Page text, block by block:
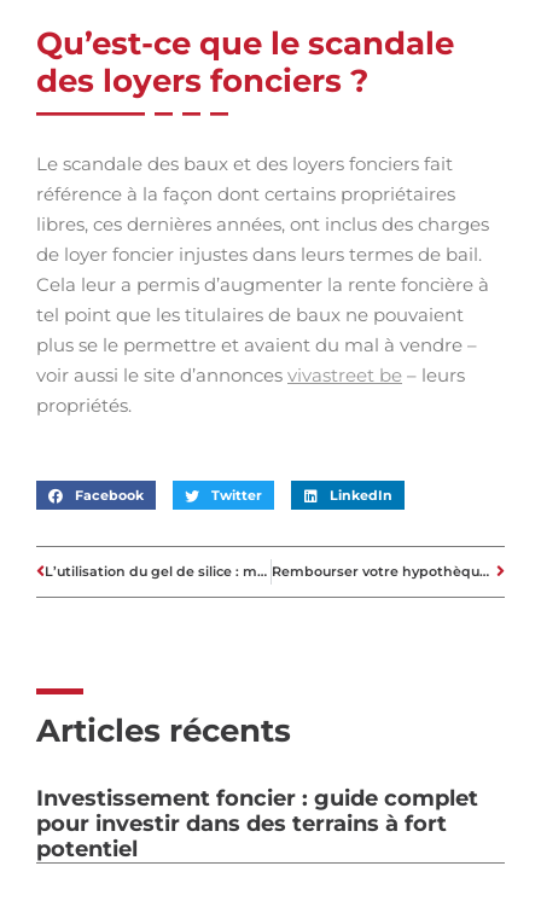
Qu’est-ce que le scandale
des loyers fonciers ?
Le scandale des baux et des loyers fonciers fait
référence à la façon dont certains propriétaires
libres, ces dernières années, ont inclus des charges
de loyer foncier injustes dans leurs termes de bail.
Cela leur a permis d’augmenter la rente foncière à
tel point que les titulaires de baux ne pouvaient
plus se le permettre et avaient du mal à vendre –
voir aussi le site d’annonces vivastreet be – leurs
propriétés.
Facebook Twitter LinkedIn
L’utilisation du gel de silice : meilleure solution déshydratante Rembourser votre hypothèque ou vos prêts étudiants avant d’investir ?
Articles récents
Investissement foncier : guide complet
pour investir dans des terrains à fort
potentiel